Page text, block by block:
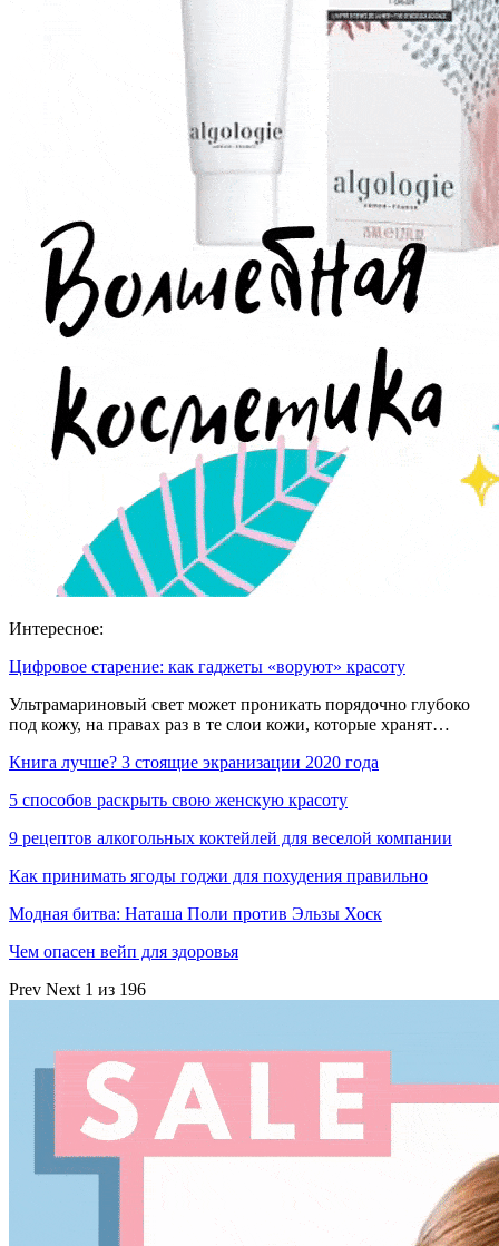
Интересное:
Цифровое старение: как гаджеты «воруют» красоту
Ультрамариновый свет может проникать порядочно глубоко
под кожу, на правах раз в те слои кожи, которые хранят…
Книга лучше? 3 стоящие экранизации 2020 года
5 способов раскрыть свою женскую красоту
9 рецептов алкогольных коктейлей для веселой компании
Как принимать ягоды годжи для похудения правильно
Модная битва: Наташа Поли против Эльзы Хоск
Чем опасен вейп для здоровья
Prev Next 1 из 196